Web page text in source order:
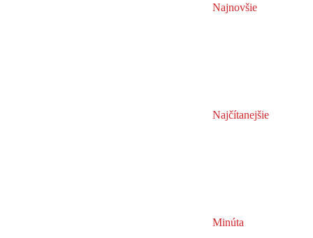
Najnovšie
Najčítanejšie
Minúta